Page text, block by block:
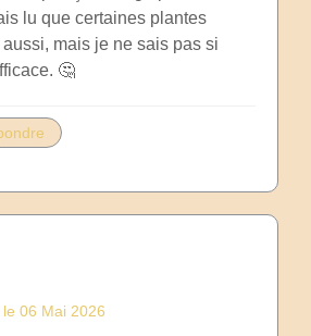
lu que certaines plantes
mais je ne sais pas si
🤔
le 06 Mai 2026